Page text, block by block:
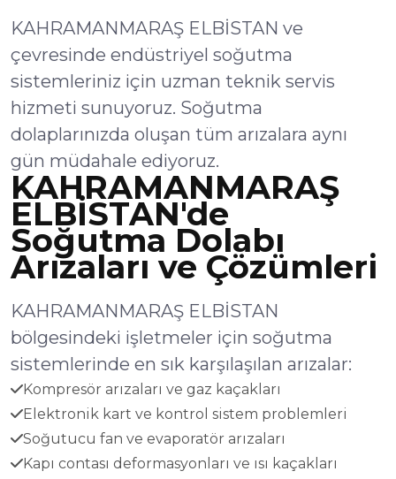
KAHRAMANMARAŞ ELBİSTAN ve
çevresinde endüstriyel soğutma
sistemleriniz için uzman teknik servis
hizmeti sunuyoruz. Soğutma
dolaplarınızda oluşan tüm arızalara aynı
gün müdahale ediyoruz.
KAHRAMANMARAŞ
ELBİSTAN'de
Soğutma Dolabı
Arızaları ve Çözümleri
KAHRAMANMARAŞ ELBİSTAN
bölgesindeki işletmeler için soğutma
sistemlerinde en sık karşılaşılan arızalar:
Kompresör arızaları ve gaz kaçakları
Elektronik kart ve kontrol sistem problemleri
Soğutucu fan ve evaporatör arızaları
Kapı contası deformasyonları ve ısı kaçakları